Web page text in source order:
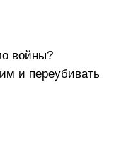
войны?
и переубивать